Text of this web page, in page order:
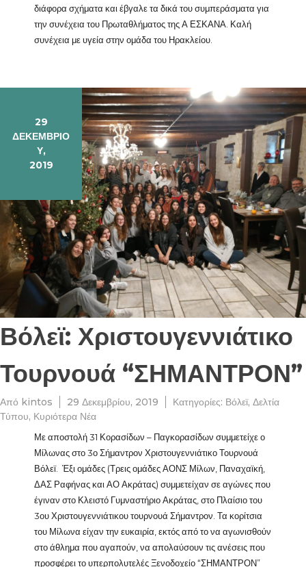
διάφορα σχήματα και έβγαλε τα δικά του συμπεράσματα για
την συνέχεια του Πρωταθλήματος της Α ΕΣΚΑΝΑ. Καλή
συνέχεια με υγεία στην ομάδα του Ηρακλείου.
29
ΔΕΚΕΜΒΡΊΟ
Υ,
2019
Βόλεϊ: Χριστουγεννιάτικο
Τουρνουά “ΣΗΜΑΝΤΡΟΝ”
Από kintos 29 Δεκεμβρίου, 2019 Κατηγορίες: Βόλεϊ, Δελτία
Τύπου, Κυριότερα Νέα
Με αποστολή 31 Κορασίδων – Παγκορασίδων συμμετείχε ο
Μίλωνας στο 3ο Σήμαντρον Χριστουγεννιάτικο Τουρνουά
Βόλεϊ. Έξι ομάδες (Τρεις ομάδες ΑΟΝΣ Μίλων, Παναχαϊκή,
ΔΑΣ Ραφήνας και ΑΟ Ακράτας) συμμετείχαν σε αγώνες που
έγιναν στο Κλειστό Γυμναστήριο Ακράτας, στο Πλαίσιο του
3ου Χριστουγεννιάτικου τουρνουά Σήμαντρον. Τα κορίτσια
του Μίλωνα είχαν την ευκαιρία, εκτός από το να αγωνισθούν
στο άθλημα που αγαπούν, να απολαύσουν τις ανέσεις που
προσφέρει το υπερπολυτελές Ξενοδοχείο “ΣΗΜΑΝΤΡΟΝ”